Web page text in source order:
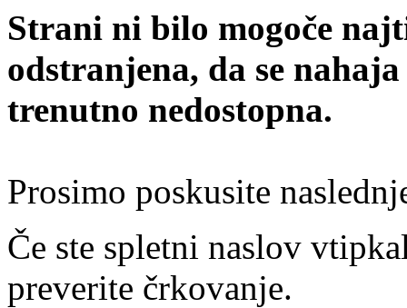
Strani ni bilo mogoče
odstranjena, da se
trenutno nedostopna.
Prosimo poskusite
Če ste spletni naslov
preverite črkovanje.